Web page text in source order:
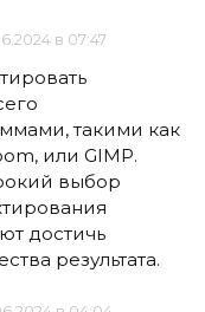
в 07:47
такими как
или GIMP.
выбор
достичь
результата.